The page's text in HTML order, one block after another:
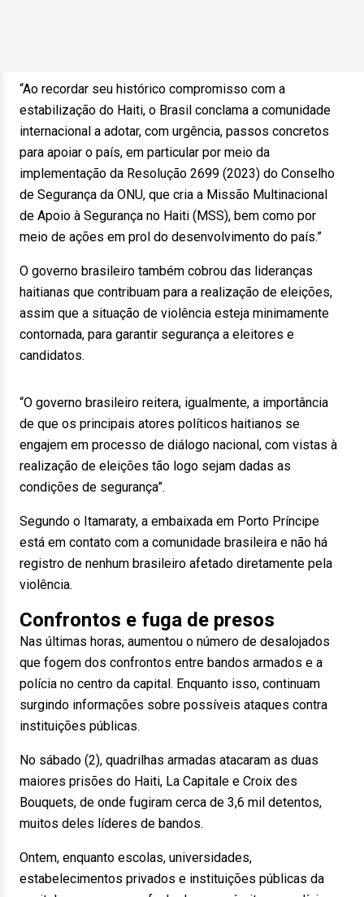
“Ao recordar seu histórico compromisso com a
estabilização do Haiti, o Brasil conclama a comunidade
internacional a adotar, com urgência, passos concretos
para apoiar o país, em particular por meio da
implementação da Resolução 2699 (2023) do Conselho
de Segurança da ONU, que cria a Missão Multinacional
de Apoio à Segurança no Haiti (MSS), bem como por
meio de ações em prol do desenvolvimento do país.”
O governo brasileiro também cobrou das lideranças
haitianas que contribuam para a realização de eleições,
assim que a situação de violência esteja minimamente
contornada, para garantir segurança a eleitores e
candidatos.
“O governo brasileiro reitera, igualmente, a importância
de que os principais atores políticos haitianos se
engajem em processo de diálogo nacional, com vistas à
realização de eleições tão logo sejam dadas as
condições de segurança”.
Segundo o Itamaraty, a embaixada em Porto Príncipe
está em contato com a comunidade brasileira e não há
registro de nenhum brasileiro afetado diretamente pela
violência.
Confrontos e fuga de presos
Nas últimas horas, aumentou o número de desalojados
que fogem dos confrontos entre bandos armados e a
polícia no centro da capital. Enquanto isso, continuam
surgindo informações sobre possíveis ataques contra
instituições públicas.
No sábado (2), quadrilhas armadas atacaram as duas
maiores prisões do Haiti, La Capitale e Croix des
Bouquets, de onde fugiram cerca de 3,6 mil detentos,
muitos deles líderes de bandos.
Ontem, enquanto escolas, universidades,
estabelecimentos privados e instituições públicas da